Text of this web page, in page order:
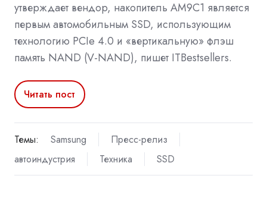
утверждает вендор, накопитель AM9C1 является
первым автомобильным SSD, использующим
технологию PCIe 4.0 и «вертикальную» флэш
память NAND (V-NAND), пишет ITBestsellers.
Читать пост
Темы: Samsung
Пресс-релиз
автоиндустрия
Техника SSD